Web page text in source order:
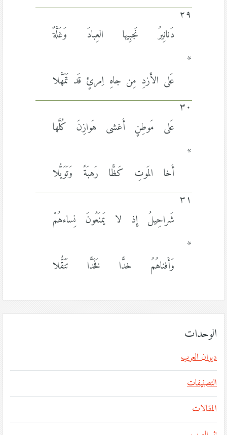
٢٩
دَنانِيرُ نَجبِيها العِبادَ وَغَلَّةً
*
عَلى الأَزدِ مِن جاهِ اِمرئٍ قَد تَمَهَّلا
٣٠
عَلى مَوطِنٍ أَغشى هَوازِنَ كُلَّها
*
أَخا المَوتِ كَظًّا رَهبَةً وَتَوَيُّلا
٣١
شَراحِيلُ إِذ لا يَمنَعُونَ نِساءهُمْ
*
وَأَفناهُمُ خدًّا فَخَدًّا تَنَقُّلا
الوحدات
ديوان العرب
التصنيفات
المقالات